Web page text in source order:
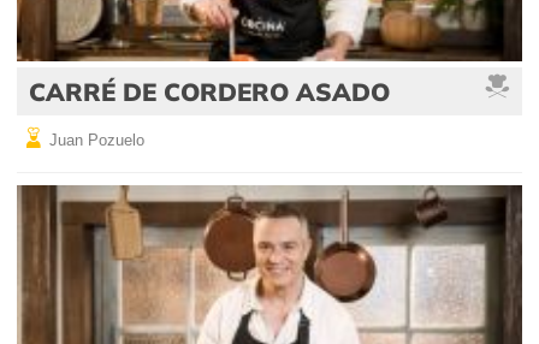
CARRÉ DE CORDERO ASADO
Juan Pozuelo